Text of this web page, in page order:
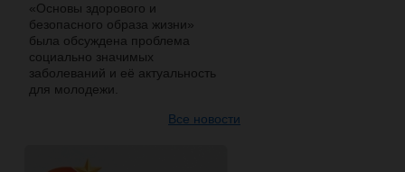
«Основы здорового и
безопасного образа жизни»
была обсуждена проблема
социально значимых
заболеваний и её актуальность
для молодежи.
Все новости